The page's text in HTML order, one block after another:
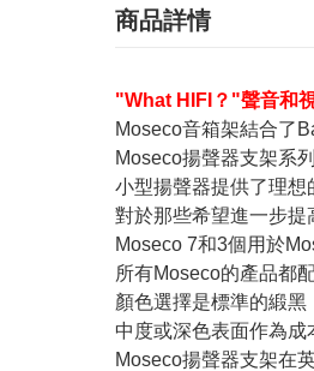
商品詳情
"What HIFI？"聲音和
Moseco音箱架結合了
Moseco揚聲器支架系
小型揚聲器提供了理想
對於那些希望進一步
Moseco 7和3個用於
所有Moseco的產品都
顏色選擇是標準的緞
中度或深色表面作為成
Moseco揚聲器支架在